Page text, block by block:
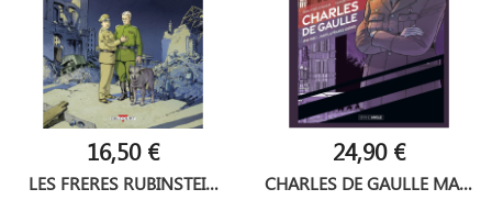
16,50 €
LES FRERES RUBINSTEIN
24,90 €
CHARLES DE GAULLE MAIS